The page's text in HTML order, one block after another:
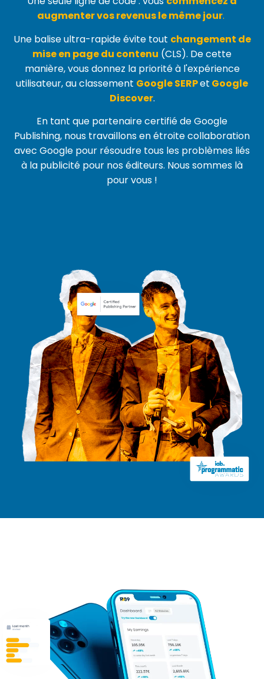
augmenter vos revenus le même jour.
Une balise ultra-rapide évite tout changement de
mise en page du contenu (CLS). De cette
manière, vous donnez la priorité à l'expérience
utilisateur, au classement Google SERPet Google
Discover.
En tant que partenaire certifié de Google
Publishing, nous travaillons en étroite collaboration
avec Google pour résoudre tous les problèmes liés
à la publicité pour nos éditeurs. Nous sommes là
pour vous !